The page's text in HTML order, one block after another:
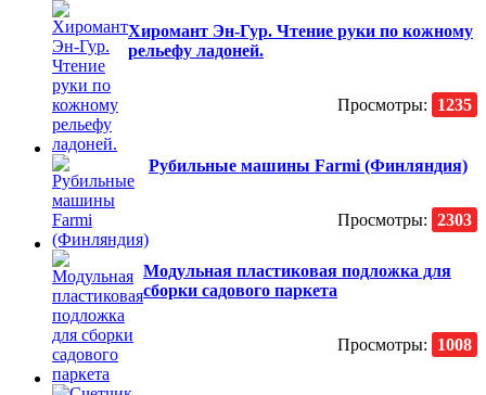
Хиромант Эн-Гур. Чтение руки по кожному
рельефу ладоней.
Просмотры: 1235
Рубильные машины Farmi (Финляндия)
Просмотры: 2303
Модульная пластиковая подложка для
сборки садового паркета
Просмотры: 1008